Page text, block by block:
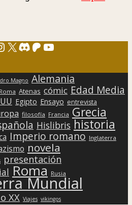
X Discord
Patreon
YouTube
Magno Alemania
Atenas cómic Edad Media
Egipto Ensayo entrevista
filosofía Francia Grecia
Hislibris historia
Imperio romano Inglaterra
novela
presentación
Roma Rusia
Mundial
XX Viajes vikingos